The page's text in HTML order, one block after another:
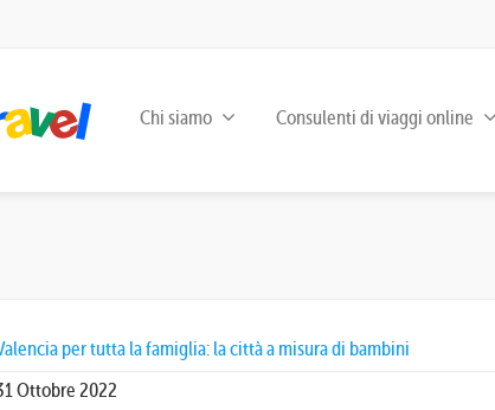
Chi siamo Consulenti di viaggi online
per tutta la famiglia: la città a misura di bambini
Ottobre 2022